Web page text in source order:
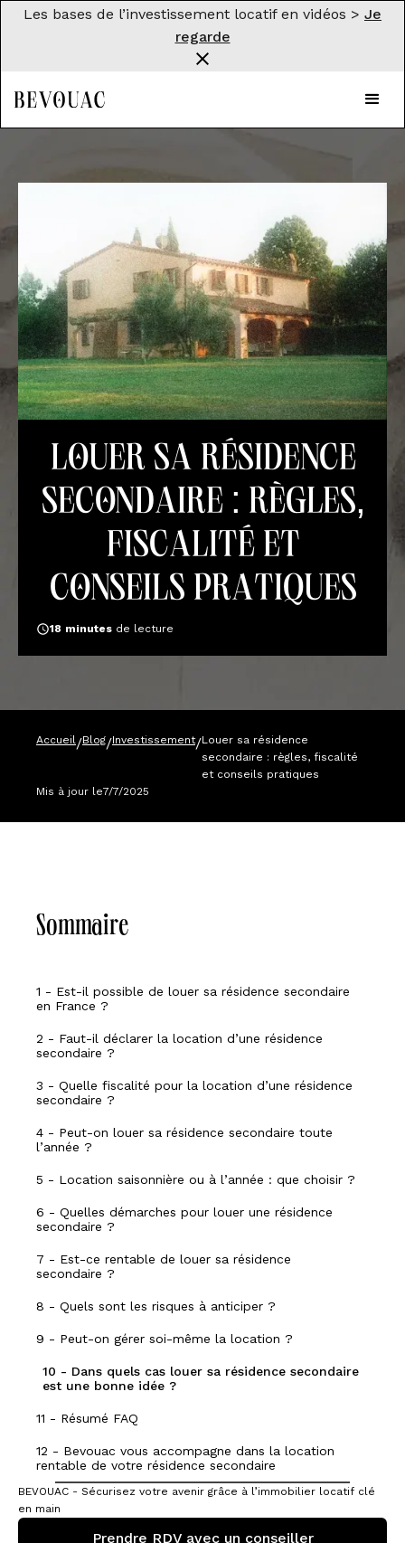
Les bases de l’investissement locatif en vidéos > Je
regarde
Louer sa résidence
secondaire : règles,
fiscalité et
conseils pratiques
18 minutes de lecture
Accueil/Blog/Investissement/Louer sa résidence
secondaire : règles, fiscalité
et conseils pratiques
Mis à jour le7/7/2025
Sommaire
1 - Est-il possible de louer sa résidence secondaire
en France ?
2 - Faut-il déclarer la location d’une résidence
secondaire ?
3 - Quelle fiscalité pour la location d’une résidence
secondaire ?
4 - Peut-on louer sa résidence secondaire toute
l’année ?
5 - Location saisonnière ou à l’année : que choisir ?
6 - Quelles démarches pour louer une résidence
secondaire ?
7 - Est-ce rentable de louer sa résidence
secondaire ?
8 - Quels sont les risques à anticiper ?
9 - Peut-on gérer soi-même la location ?
10 - Dans quels cas louer sa résidence secondaire
est une bonne idée ?
11 - Résumé FAQ
12 - Bevouac vous accompagne dans la location
rentable de votre résidence secondaire
BEVOUAC - Sécurisez votre avenir grâce à l’immobilier locatif clé
en main
Prendre RDV avec un conseiller